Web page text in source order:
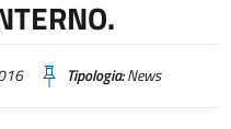
Tipologia:News